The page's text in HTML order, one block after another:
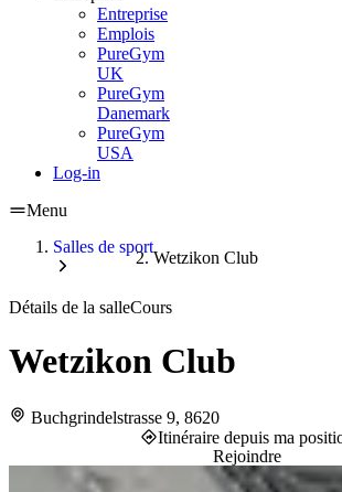
Entreprise
Emplois
PureGym
UK
PureGym
Danemark
PureGym
USA
Log-in
Menu
Salles de sport
Wetzikon Club
Détails de la salleCours
Wetzikon Club
Buchgrindelstrasse 9, 8620
Itinéraire depuis ma
Rejoindre